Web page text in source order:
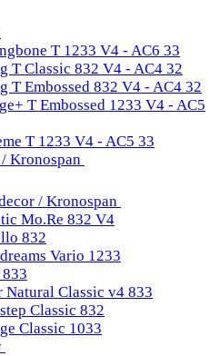
T 1233 V4 - AC6 33
T Classic 832 V4 - AC4 32
T Embossed 832 V4 - AC4 32
T Embossed 1233 V4 - AC5
T 1233 V4 - AC5 33
Kronospan
/ Kronospan
Mo.Re 832 V4
832
Vario 1233
Natural Classic v4 833
Classic 832
Classic 1033